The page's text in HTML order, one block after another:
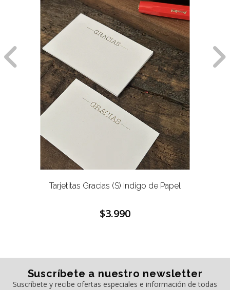
Tarjetitas Gracias (S) Indigo de Papel
$3.990
Suscríbete a nuestro newsletter
Suscríbete y recibe ofertas especiales e información de todas